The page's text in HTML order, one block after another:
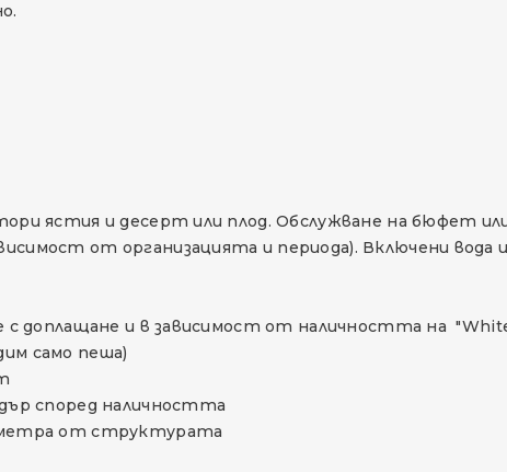
ястия и десерт или плод. Обслужване на бюфет
от организацията и периода). Включени вода и
с доплащане и в зависимост от наличността на
само пеша)
според наличността
метра от структурата